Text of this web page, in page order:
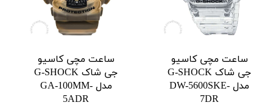
ساعت مچی کاسیو
جی شاک G-SHOCK
مدل DW-5600SKE-
7DR
ساعت مچی کاسیو
جی شاک G-SHOCK
مدل GA-100MM-
5ADR